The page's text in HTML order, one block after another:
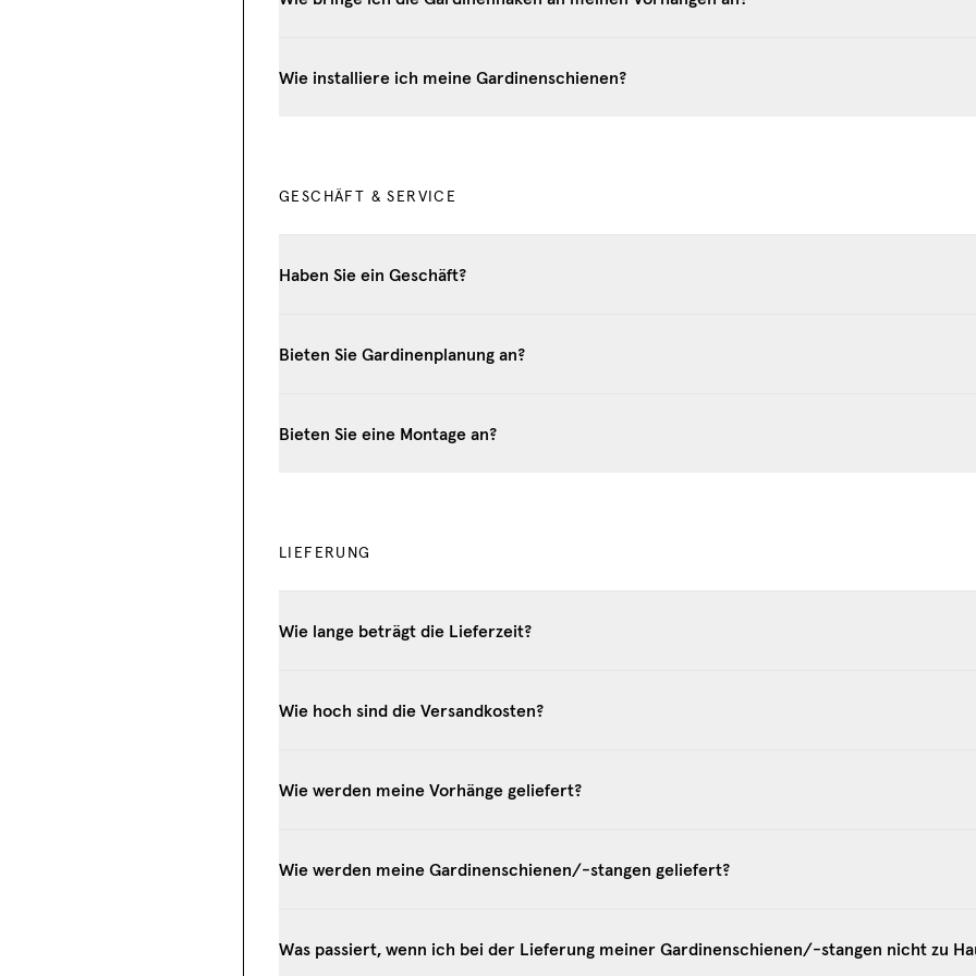
Wie installiere ich meine Gardinenschienen?
GESCHÄFT & SERVICE
Haben Sie ein Geschäft?
Bieten Sie Gardinenplanung an?
Bieten Sie eine Montage an?
LIEFERUNG
Wie lange beträgt die Lieferzeit?
Wie hoch sind die Versandkosten?
Wie werden meine Vorhänge geliefert?
Wie werden meine Gardinenschienen/-stangen geliefert?
Was passiert, wenn ich bei der Lieferung meiner Gardinenschienen/-stangen nicht zu